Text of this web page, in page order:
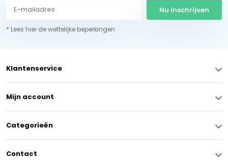
Nu inschrijven
* Lees hier de wettelijke beperkingen
Klantenservice
Mijn account
Categorieën
Contact